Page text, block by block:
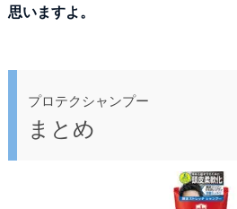
思いますよ。
プロテクシャンプー
まとめ